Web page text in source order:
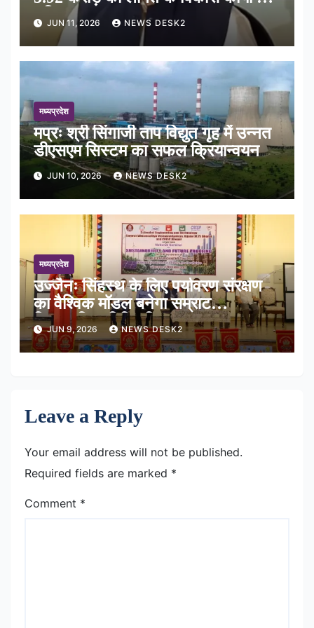
भूमिपूजन
JUN 11, 2026 NEWS DESK2
मध्यप्रदेश
मप्रः श्री सिंगाजी ताप विद्युत गृह में उन्नत
डीएसएम सिस्टम का सफल क्रियान्वयन
JUN 10, 2026 NEWS DESK2
मध्यप्रदेश
उज्जैनः सिंहस्थ के लिए पर्यावरण संरक्षण
का वैश्विक मॉडल बनेगा सम्राट
विक्रमादित्य विवि परिसर
JUN 9, 2026 NEWS DESK2
Leave a Reply
Your email address will not be published.
Required fields are marked *
Comment *